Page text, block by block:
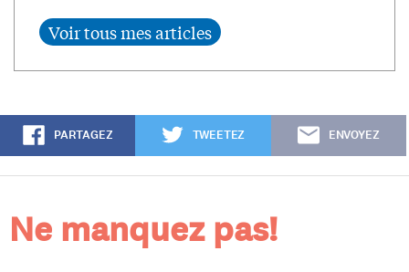
PARTAGEZ TWEETEZ ENVOYEZ
Ne manquez pas!